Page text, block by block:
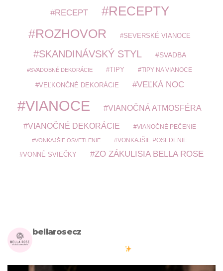
RECEPT
RECEPTY
ROZHOVOR
SEVERSKÉ VIANOCE
SKANDINÁVSKÝ STYL SVADBA
SVADOBNÉ DEKORÁCIE TIPY TIPY NA VIANOCE
VEĽKONČNÉ DEKORÁCIE VEĽKÁ NOC
VIANOCE VIANOČNÁ ATMOSFÉRA
VIANOČNÉ DEKORÁCIE VIANOČNÉ PEČENIE
VONKAJŠIE OSVETLENIE VONKAJŠIE POSEDENIE
VONNÉ SVIEČKY ZO ZÁKULISIA BELLA ROSE
bellarosecz